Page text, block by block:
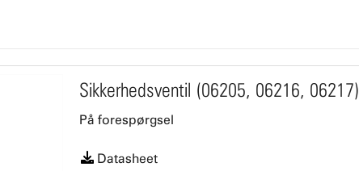
Sikkerhedsventil (06205, 06216, 06217)
På forespørgsel
Datasheet